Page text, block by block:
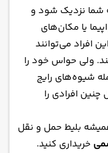
نزدیک شود و
یا مکان‌های
افراد می‌توانند
ولی حواس خود را
شیوه‌های رایج
افرادی را
بلیط حمل و نقل
خریداری کنید.